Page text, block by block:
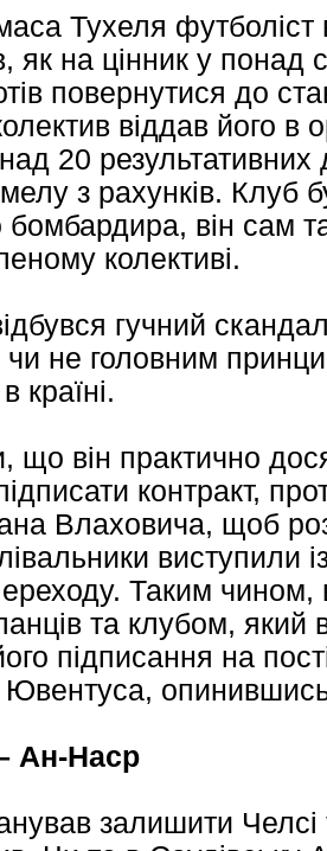
Тухеля футболіст
як на цінник у понад
повернутися до
віддав його в
20
з рахунків. Клуб
бомбардира, він сам
колективі.
гучний
не головним
країні.
що він практично
контракт,
Влаховича, щоб
виступили
Таким чином,
та клубом, який
підписання на
опинившись
Ан-Наср
залишити